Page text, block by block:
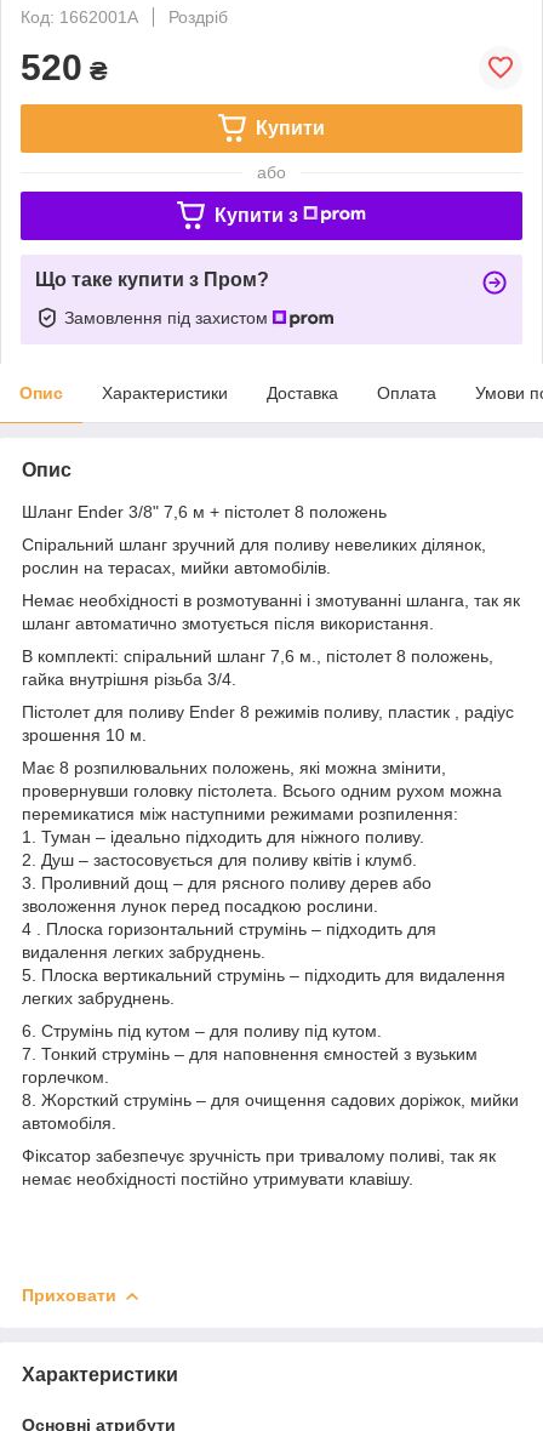
Код: 1662001А
Роздріб
520 ₴
Купити
або
Купити з
Що таке купити з Пром?
Замовлення під захистом
Опис Характеристики Доставка Оплата Умови
Опис
Шланг Ender 3/8" 7,6 м + пістолет 8 положень
Спіральний шланг зручний для поливу невеликих ділянок,
рослин на терасах, мийки автомобілів.
Немає необхідності в розмотуванні і змотуванні шланга, так як
шланг автоматично змотується після використання.
В комплекті: спіральний шланг 7,6 м., пістолет 8 положень,
гайка внутрішня різьба 3/4.
Пістолет для поливу Ender 8 режимів поливу, пластик , радіус
зрошення 10 м.
Має 8 розпилювальних положень, які можна змінити,
провернувши головку пістолета. Всього одним рухом можна
перемикатися між наступними режимами розпилення:
1. Туман – ідеально підходить для ніжного поливу.
2. Душ – застосовується для поливу квітів і клумб.
3. Проливний дощ – для рясного поливу дерев або
зволоження лунок перед посадкою рослини.
4 . Плоска горизонтальний струмінь – підходить для
видалення легких забруднень.
5. Плоска вертикальний струмінь – підходить для видалення
легких забруднень.
6. Струмінь під кутом – для поливу під кутом.
7. Тонкий струмінь – для наповнення ємностей з вузьким
горлечком.
8. Жорсткий струмінь – для очищення садових доріжок, мийки
автомобіля.
Фіксатор забезпечує зручність при тривалому поливі, так як
немає необхідності постійно утримувати клавішу.
Приховати
Характеристики
Основні атрибути